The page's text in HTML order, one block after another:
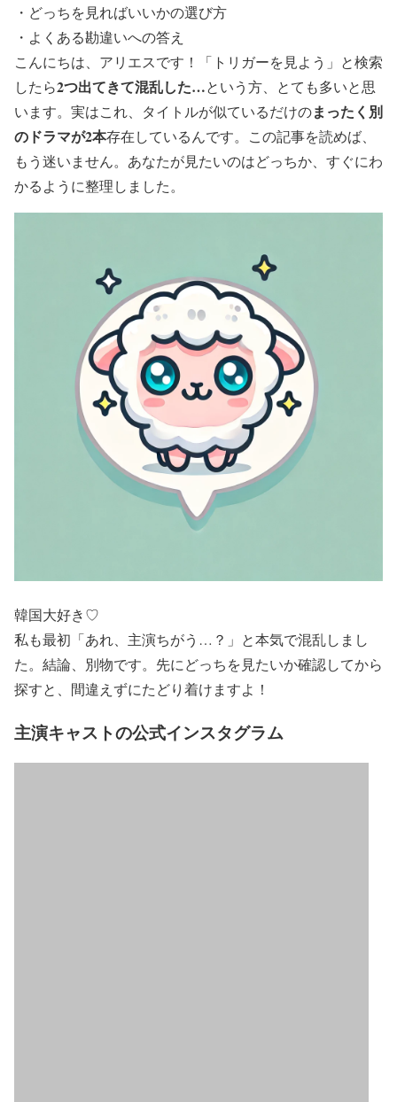
・どっちを見ればいいかの選び方
・よくある勘違いへの答え
こんにちは、アリエスです！「トリガーを見よう」と検索
したら2つ出てきて混乱した…という方、とても多いと思
います。実はこれ、タイトルが似ているだけのまったく別
のドラマが2本存在しているんです。この記事を読めば、
もう迷いません。あなたが見たいのはどっちか、すぐにわ
かるように整理しました。
韓国大好き♡
私も最初「あれ、主演ちがう…？」と本気で混乱しまし
た。結論、別物です。先にどっちを見たいか確認してから
探すと、間違えずにたどり着けますよ！
主演キャストの公式インスタグラム